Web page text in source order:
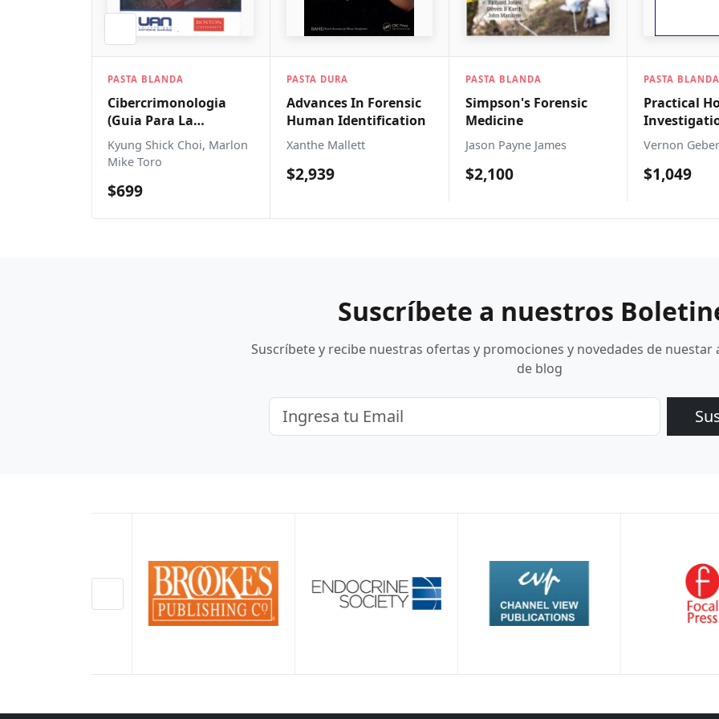
PASTA DURA
Advances In Forensic
Human Identification
Xanthe Mallett
$2,939
PASTA BLANDA
Simpson's Forensic
Medicine
Jason Payne James
$2,100
PASTA BLANDA
Practical Homicide
Investigation
Checklist And Field
Guide
Vernon Geberth
$1,049
PASTA DURA
Bitemark
Robert
$4,409
Suscríbete a nuestros
Suscríbete y recibe nuestras ofertas y promociones y novedades de nuestar
de blog